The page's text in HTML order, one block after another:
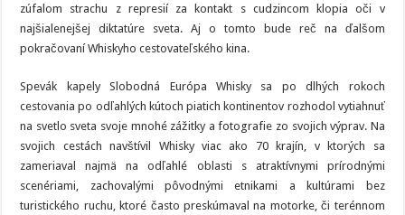
zúfalom strachu z represií za kontakt s cudzincom klopia oči v
najšialenejšej diktatúre sveta. Aj o tomto bude reč na ďalšom
pokračovaní Whiskyho cestovateľského kina.
Spevák kapely Slobodná Európa Whisky sa po dlhých rokoch
cestovania po odľahlých kútoch piatich kontinentov rozhodol vytiahnuť
na svetlo sveta svoje mnohé zážitky a fotografie zo svojich výprav. Na
svojich cestách navštívil Whisky viac ako 70 krajín, v ktorých sa
zameriaval najmä na odľahlé oblasti s atraktívnymi prírodnými
scenériami, zachovalými pôvodnými etnikami a kultúrami bez
turistického ruchu, ktoré často preskúmaval na motorke, či terénnom